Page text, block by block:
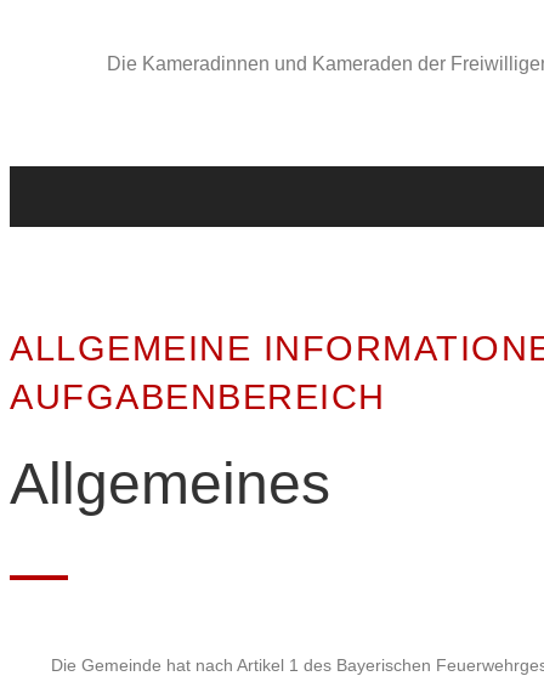
Die Kameradinnen und Kameraden der
ALLGEMEINE
AUFGABENBEREICH
Allgemeines
Die Gemeinde hat nach Artikel 1 des Bayerischen